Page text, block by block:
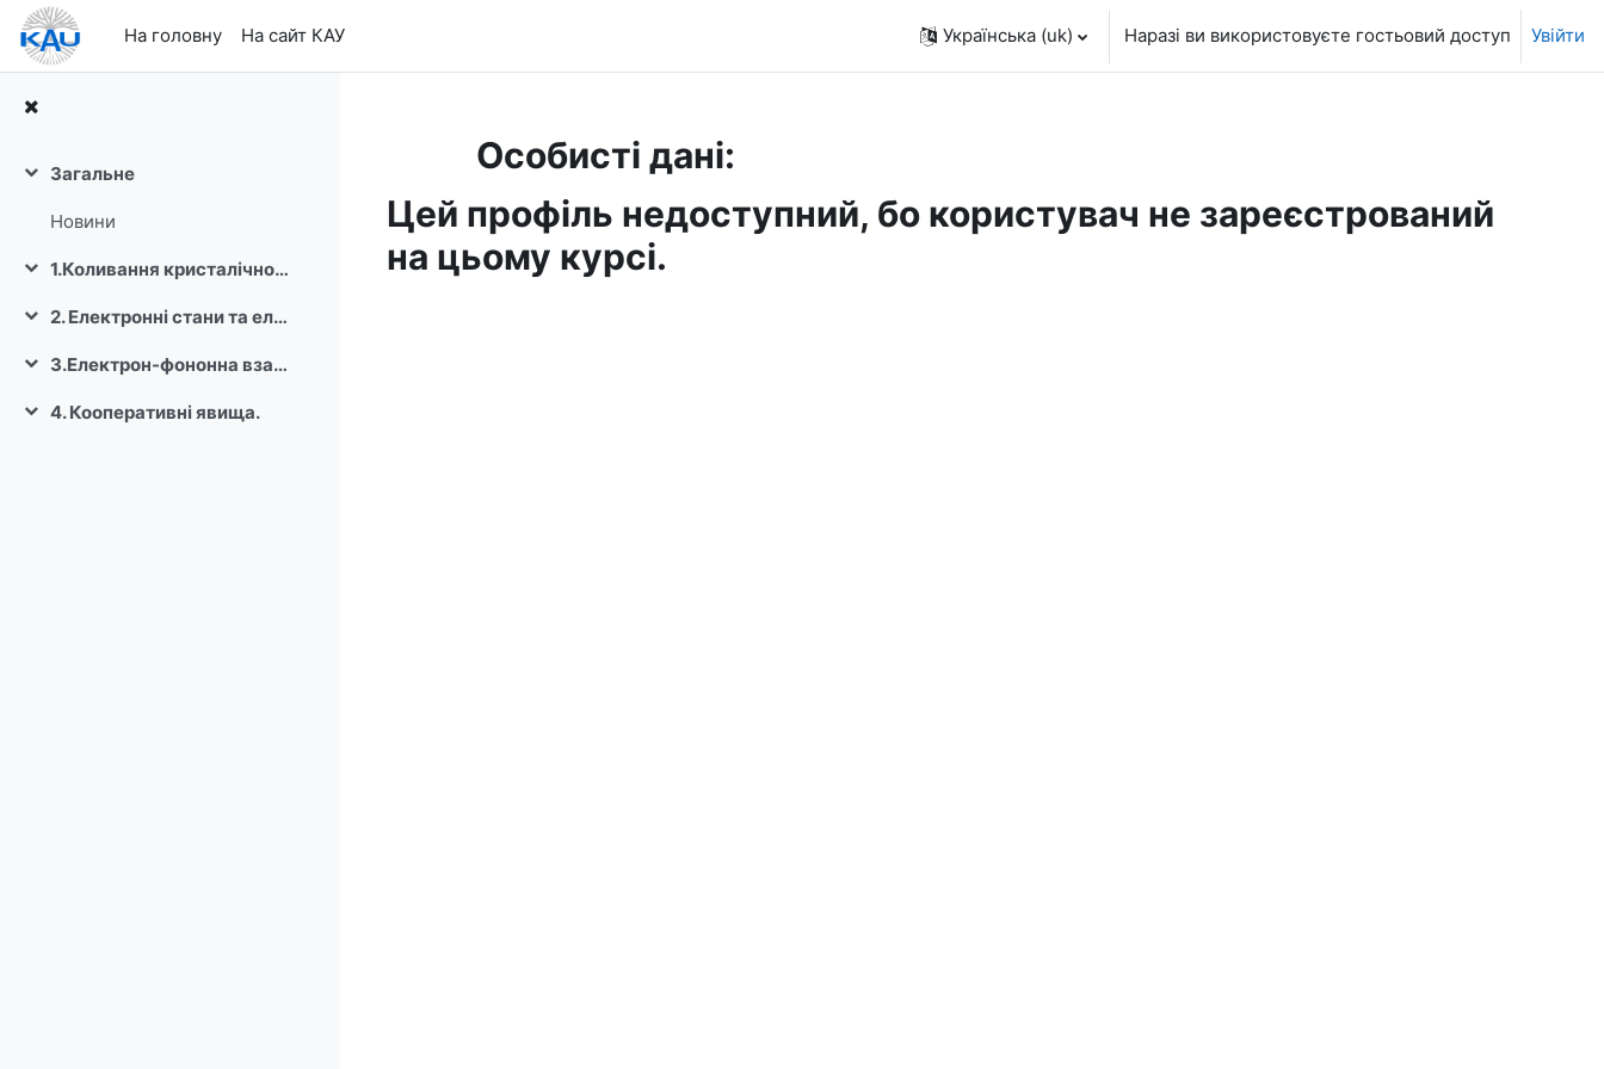
Перейти до головного вмісту
На головну
На сайт КАУ Українська ‎(uk)‎ Наразі ви використовуєте гостьовий доступ Увійти
Згорнути
Загальне
Новини
Згорнути 1.Коливання кристалічної гратки та фононні стани.
Згорнути 2. Електронні стани та електронні властивості твердого тіла.
Згорнути 3.Електрон-фононна взаємодія.
Згорнути
4. Кооперативні явища.
Особисті дані:
Цей профіль недоступний, бо користувач не зареєстрований
на цьому курсі.